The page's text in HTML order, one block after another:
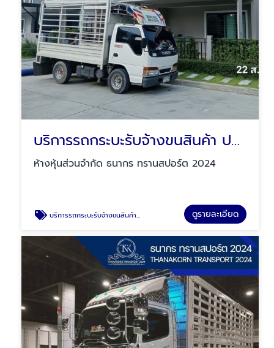
บริการรถกระบะรับจ้างขนสินค้า ปทุมธานี
ห้างหุ้นส่วนจำกัด ธนากร ทรานสปอร์ต 2024
บริการรถกระบะรับจ้างขนสินค้า ปทุมธานี ดูรายละเอียด